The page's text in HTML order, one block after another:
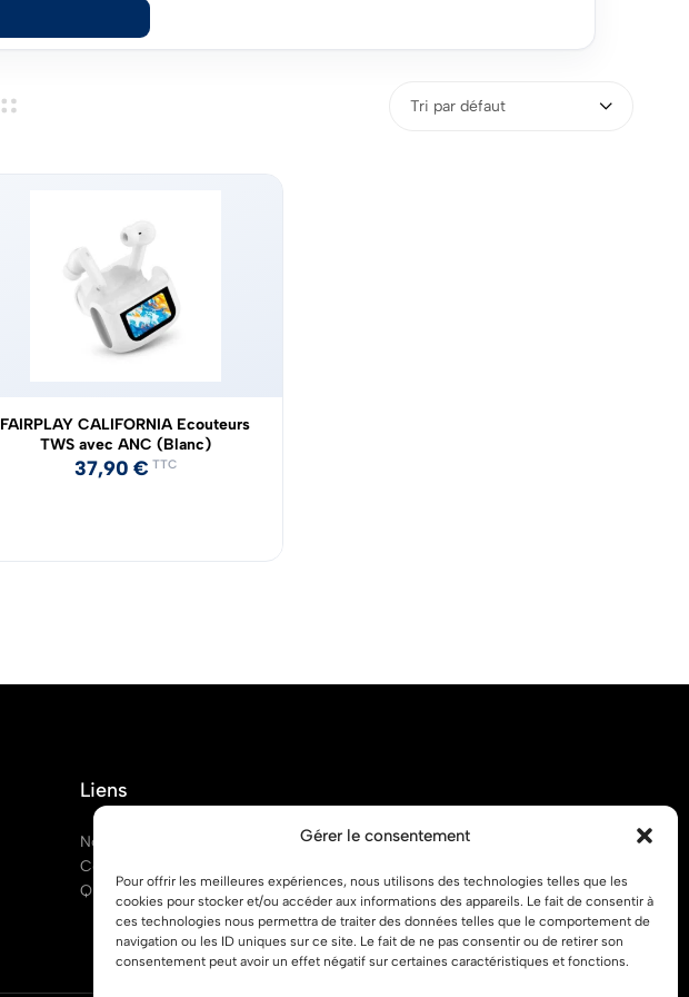
Gérer le consentement
Pour offrir les meilleures expériences, nous utilisons des technologies telles que les
cookies pour stocker et/ou accéder aux informations des appareils. Le fait de consentir à
ces technologies nous permettra de traiter des données telles que le comportement de
navigation ou les ID uniques sur ce site. Le fait de ne pas consentir ou de retirer son
consentement peut avoir un effet négatif sur certaines caractéristiques et fonctions.
Tri par défaut
FAIRPLAY CALIFORNIA Ecouteurs
TWS avec ANC (Blanc)
37,90€ TTC
Liens
Notre boutique
Contactez nous
Questions fréquentes (FAQ)